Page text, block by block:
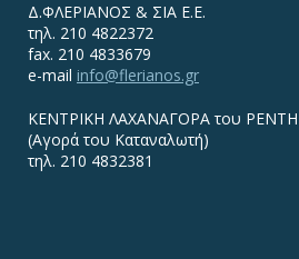
Δ.ΦΛΕΡΙΑΝΟΣ & ΣΙΑ Ε.Ε.
τηλ. 210 4822372
fax. 210 4833679
e-mail info@flerianos.gr
ΚΕΝΤΡΙΚΗ ΛΑΧΑΝΑΓΟΡΑ του ΡΕΝΤΗ
(Αγορά του Καταναλωτή)
τηλ. 210 4832381